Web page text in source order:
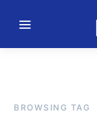
BROWSING TAG